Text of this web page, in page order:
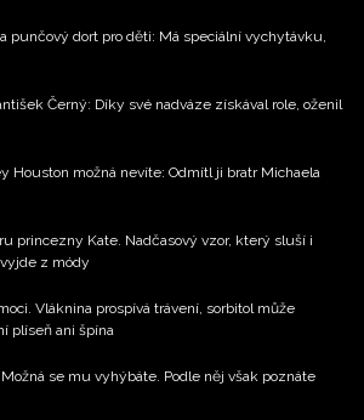
punčový dort pro děti: Má speciální vychytávku,
Černý: Díky své nadváze získával role, oženil
Houston možná nevíte: Odmítl ji bratr Michaela
princezny Kate. Nadčasový vzor, který sluší i
z módy
Vláknina prospívá trávení, sorbitol může
plíseň ani špína
se mu vyhýbáte. Podle něj však poznáte